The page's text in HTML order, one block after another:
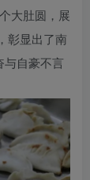
大肚圆，展
彰显出了南
与自豪不言